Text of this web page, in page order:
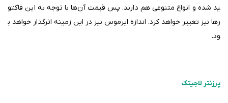
ید شده و انواع متنوعی هم دارند. پس قیمت آن‌ها با توجه به این فاکتو
رها نیز تغییر خواهد کرد. اندازه ایرموس نیز در این زمینه اثرگذار خواهد ب
ود.
پرزنتر لاجیتک